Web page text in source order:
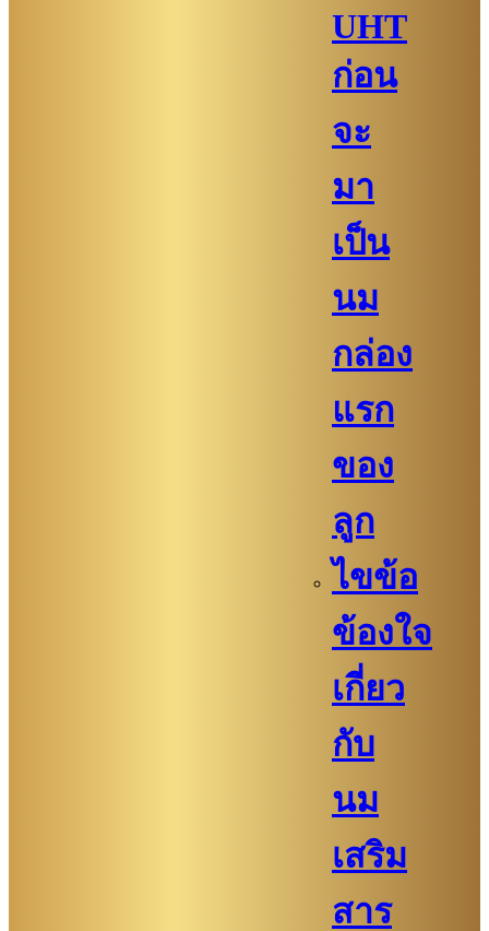
UHT
ก่อน
จะ
มา
เป็น
นม
กล่อง
แรก
ของ
ลูก
ไขข้อ
ข้องใจ
เกี่ยว
กับ
นม
เสริม
สาร